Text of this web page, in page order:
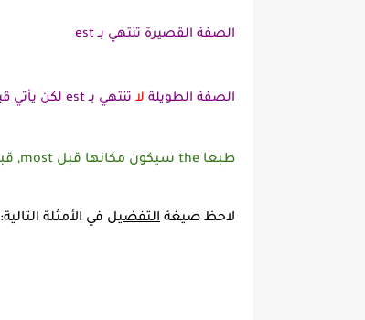
الصفة القصيرة تنتهي بـ est
الصفة الطويلة لا تنتهي بـ est لكن يأتي قبلها للكثرة most - و للقلة least
طبعا the سيكون مكانها قبل most, قبل least
لاحظ صيغة التفضيل في الأمثلة التالية: